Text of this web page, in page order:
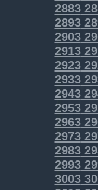
2883
2893
2903
2913
2923
2933
2943
2953
2963
2973
2983
2993
3003